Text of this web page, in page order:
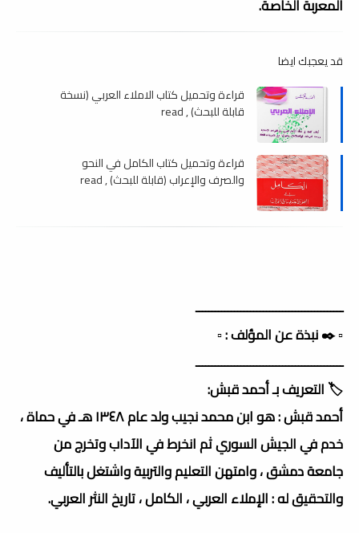
المعربة الخاصة.
قد يعجبك ايضا
قراءة وتحميل كتاب الاملاء العربي (نسخة
قابلة للبحث) , read
قراءة وتحميل كتاب الكامل في النحو
والصرف والإعراب (قابلة للبحث) , read
ــــــــــــــــــــــــــــــــــــــــــــــ
▫️ ✒️ نبذة عن المؤلف : ▫️
ــــــــــــــــــــــــــــــــــــــــــــــ
🏷️ التعريف بـ أحمد قبش:
أحمد قبش : هو ابن محمد نجيب ولد عام ١٣٤٨ هـ في حماة ،
خدم في الجيش السوري ثم انخرط في الآداب وتخرج من
جامعة دمشق ، وامتهن التعليم والتربية واشتغل بالتأليف
والتحقيق له : الإملاء العربي ، الكامل ، تاريخ النثر العربي.